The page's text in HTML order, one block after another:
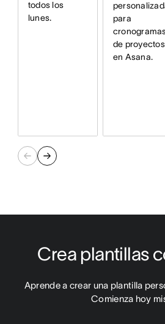
todos los
lunes.
para
de proyectos
en Asana.
Crea plantillas
Aprende a crear una plantilla
Comienza hoy